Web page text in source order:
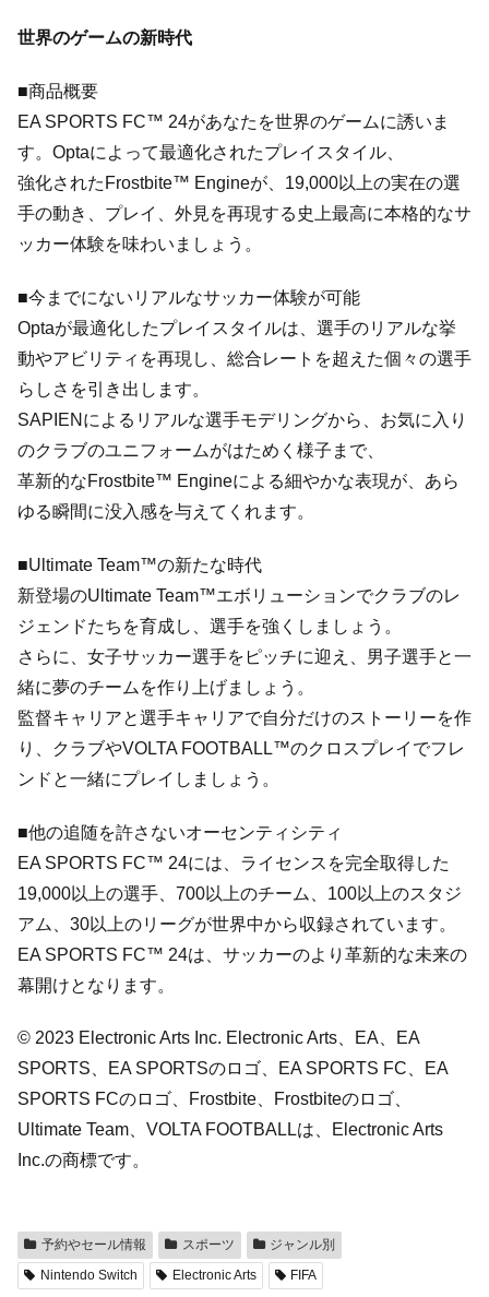
世界のゲームの新時代
■商品概要
EA SPORTS FC™ 24があなたを世界のゲームに誘いま
す。Optaによって最適化されたプレイスタイル、
強化されたFrostbite™ Engineが、19,000以上の実在の選
手の動き、プレイ、外見を再現する史上最高に本格的なサ
ッカー体験を味わいましょう。
■今までにないリアルなサッカー体験が可能
Optaが最適化したプレイスタイルは、選手のリアルな挙
動やアビリティを再現し、総合レートを超えた個々の選手
らしさを引き出します。
SAPIENによるリアルな選手モデリングから、お気に入り
のクラブのユニフォームがはためく様子まで、
革新的なFrostbite™ Engineによる細やかな表現が、あら
ゆる瞬間に没入感を与えてくれます。
■Ultimate Team™の新たな時代
新登場のUltimate Team™エボリューションでクラブのレ
ジェンドたちを育成し、選手を強くしましょう。
さらに、女子サッカー選手をピッチに迎え、男子選手と一
緒に夢のチームを作り上げましょう。
監督キャリアと選手キャリアで自分だけのストーリーを作
り、クラブやVOLTA FOOTBALL™のクロスプレイでフレ
ンドと一緒にプレイしましょう。
■他の追随を許さないオーセンティシティ
EA SPORTS FC™ 24には、ライセンスを完全取得した
19,000以上の選手、700以上のチーム、100以上のスタジ
アム、30以上のリーグが世界中から収録されています。
EA SPORTS FC™ 24は、サッカーのより革新的な未来の
幕開けとなります。
© 2023 Electronic Arts Inc. Electronic Arts、EA、EA
SPORTS、EA SPORTSのロゴ、EA SPORTS FC、EA
SPORTS FCのロゴ、Frostbite、Frostbiteのロゴ、
Ultimate Team、VOLTA FOOTBALLは、Electronic Arts
Inc.の商標です。
予約やセール情報 スポーツ
ジャンル別
Nintendo Switch
Electronic Arts FIFA